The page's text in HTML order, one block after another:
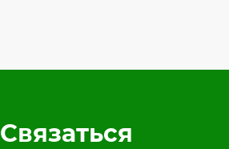
Связаться